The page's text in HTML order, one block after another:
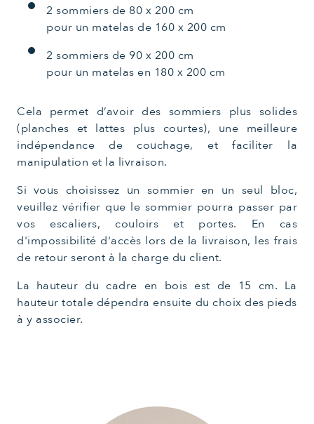
2 sommiers de 80 x 200 cm
pour un matelas de 160 x 200 cm
2 sommiers de 90 x 200 cm
pour un matelas en 180 x 200 cm
Cela permet d’avoir des sommiers plus solides
(planches et lattes plus courtes), une meilleure
indépendance de couchage, et faciliter la
manipulation et la livraison.
Si vous choisissez un sommier en un seul bloc,
veuillez vérifier que le sommier pourra passer par
vos escaliers, couloirs et portes. En cas
d'impossibilité d'accès lors de la livraison, les frais
de retour seront à la charge du client.
La hauteur du cadre en bois est de 15 cm. La
hauteur totale dépendra ensuite du choix des pieds
à y associer.